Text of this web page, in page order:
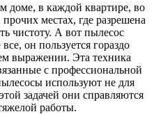
доме, в каждой квартире, во
местах, где разрешена
чистоту. А вот пылесос
он пользуется гораздо
выражении. Эта техника
с профессиональной
используют не для
задачей они справляются
работы.